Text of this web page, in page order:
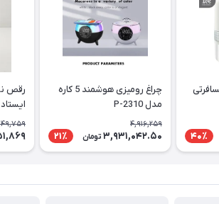
40٪
چراغ رومیزی هوشمند 5 کاره
مدل P-2310
4,916,259
3,931,042.50 تومان 21٪
رقص